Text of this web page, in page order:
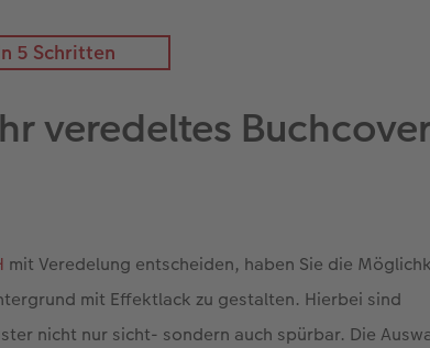
5 Schritten
veredeltes
mit Veredelung entscheiden, haben Sie die
mit Effektlack zu gestalten. Hierbei sind
nicht nur sicht- sondern auch spürbar. Die